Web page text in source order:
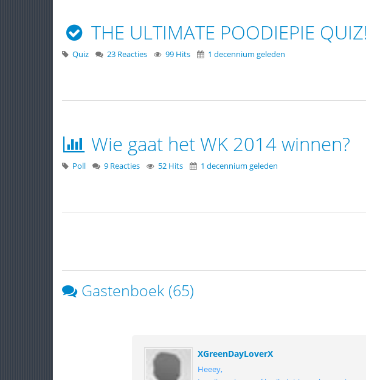
THE ULTIMATE POODIEPIE
Quiz 23 Reacties 99 Hits 1 decennium geleden
Wie gaat het WK 2014 winnen?
Poll 9 Reacties 52 Hits 1 decennium geleden
Gastenboek (65)
XGreenDayLoverX
Heeey,